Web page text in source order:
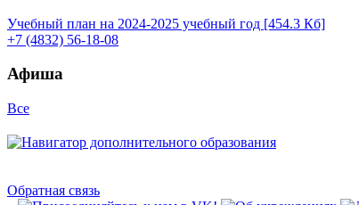
Учебный план на 2024-2025 учебный год [454.3 Кб]
+7 (4832) 56-18-08
Афиша
Все
Обратная связь